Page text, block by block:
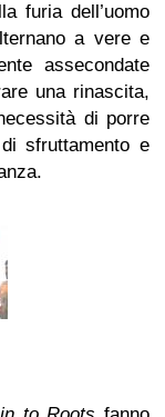
furia dell’uomo
a vere e
assecondate
una rinascita,
di porre
sfruttamento e